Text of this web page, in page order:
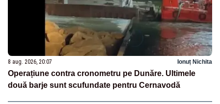
8 aug. 2026, 20:07 Ionuț Nichita
Operațiune contra cronometru pe Dunăre. Ultimele
două barje sunt scufundate pentru Cernavodă